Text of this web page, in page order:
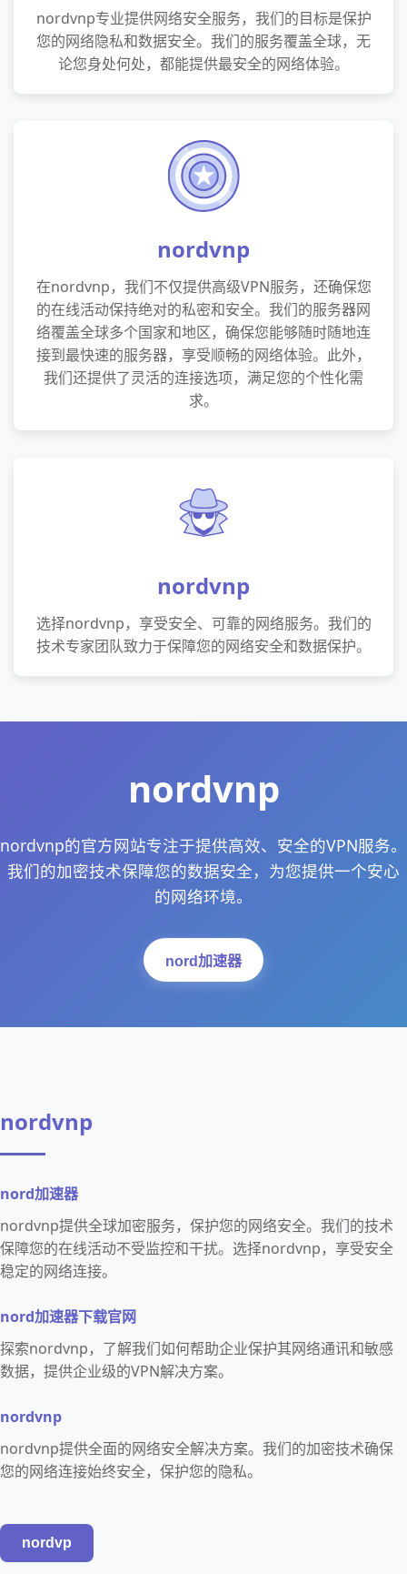
nordvnp专业提供网络安全服务，我们的目标是保护
您的网络隐私和数据安全。我们的服务覆盖全球，无
论您身处何处，都能提供最安全的网络体验。
nordvnp
在nordvnp，我们不仅提供高级VPN服务，还确保您
的在线活动保持绝对的私密和安全。我们的服务器网
络覆盖全球多个国家和地区，确保您能够随时随地连
接到最快速的服务器，享受顺畅的网络体验。此外，
我们还提供了灵活的连接选项，满足您的个性化需
求。
nordvnp
选择nordvnp，享受安全、可靠的网络服务。我们的
技术专家团队致力于保障您的网络安全和数据保护。
nordvnp
nordvnp的官方网站专注于提供高效、安全的VPN服务。
我们的加密技术保障您的数据安全，为您提供一个安心
的网络环境。
nord加速器
nordvnp
nord加速器
nordvnp提供全球加密服务，保护您的网络安全。我们的技术
保障您的在线活动不受监控和干扰。选择nordvnp，享受安全
稳定的网络连接。
nord加速器下载官网
探索nordvnp，了解我们如何帮助企业保护其网络通讯和敏感
数据，提供企业级的VPN解决方案。
nordvnp
nordvnp提供全面的网络安全解决方案。我们的加密技术确保
您的网络连接始终安全，保护您的隐私。
nordvp